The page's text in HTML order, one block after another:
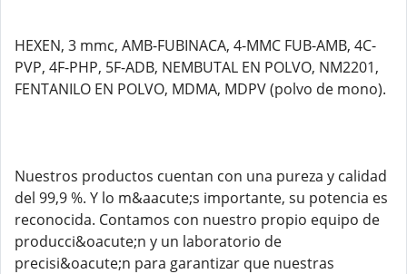
HEXEN, 3 mmc, AMB-FUBINACA, 4-MMC FUB-AMB, 4C-
PVP, 4F-PHP, 5F-ADB, NEMBUTAL EN POLVO, NM2201,
FENTANILO EN POLVO, MDMA, MDPV (polvo de mono).
Nuestros productos cuentan con una pureza y calidad
del 99,9 %. Y lo m&aacute;s importante, su potencia es
reconocida. Contamos con nuestro propio equipo de
producci&oacute;n y un laboratorio de
precisi&oacute;n para garantizar que nuestras